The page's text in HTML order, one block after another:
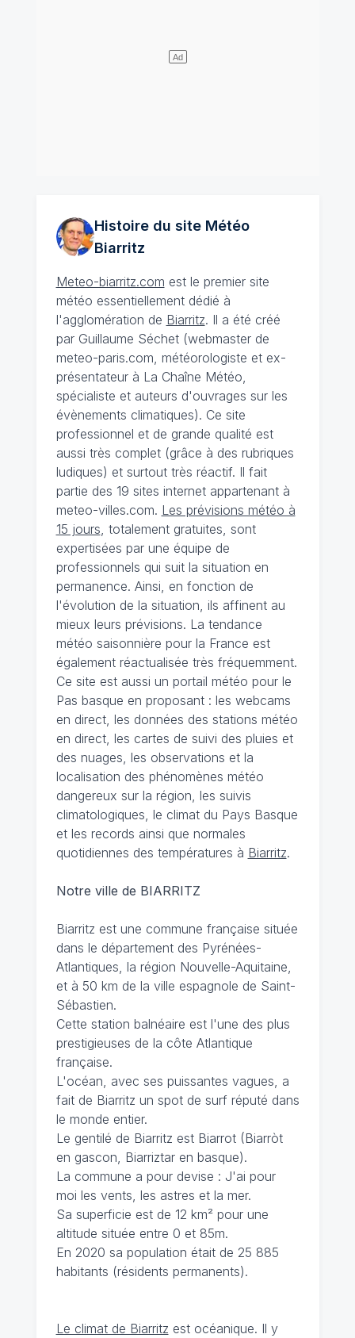
Histoire du site Météo
Biarritz
Meteo-biarritz.com est le premier site
météo essentiellement dédié à
l'agglomération de Biarritz. Il a été créé
par Guillaume Séchet (webmaster de
meteo-paris.com, météorologiste et ex-
présentateur à La Chaîne Météo,
spécialiste et auteurs d'ouvrages sur les
évènements climatiques). Ce site
professionnel et de grande qualité est
aussi très complet (grâce à des rubriques
ludiques) et surtout très réactif. Il fait
partie des 19 sites internet appartenant à
meteo-villes.com. Les prévisions météo à
15 jours , totalement gratuites, sont
expertisées par une équipe de
professionnels qui suit la situation en
permanence. Ainsi, en fonction de
l'évolution de la situation, ils affinent au
mieux leurs prévisions. La tendance
météo saisonnière pour la France est
également réactualisée très fréquemment.
Ce site est aussi un portail météo pour le
Pas basque en proposant : les webcams
en direct, les données des stations météo
en direct, les cartes de suivi des pluies et
des nuages, les observations et la
localisation des phénomènes météo
dangereux sur la région, les suivis
climatologiques, le climat du Pays Basque
et les records ainsi que normales
quotidiennes des températures à Biarritz.
Notre ville de BIARRITZ
Biarritz est une commune française située
dans le département des Pyrénées-
Atlantiques, la région Nouvelle-Aquitaine,
et à 50 km de la ville espagnole de Saint-
Sébastien.
Cette station balnéaire est l'une des plus
prestigieuses de la côte Atlantique
française.
L'océan, avec ses puissantes vagues, a
fait de Biarritz un spot de surf réputé dans
le monde entier.
Le gentilé de Biarritz est Biarrot (Biarròt
en gascon, Biarriztar en basque).
La commune a pour devise : J'ai pour
moi les vents, les astres et la mer.
Sa superficie est de 12 km² pour une
altitude située entre 0 et 85m.
En 2020 sa population était de 25 885
habitants (résidents permanents).
Le climat de Biarritz est océanique. Il y